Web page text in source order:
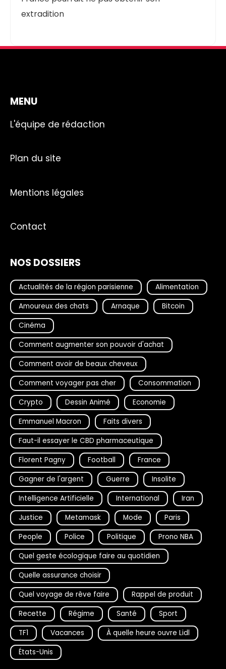
extradition
MENU
L'équipe de rédaction
Plan du site
Mentions légales
Contact
NOS DOSSIERS
Actualités de la région parisienne
Alimentation
Amoureux des chats
Arnaque
Bitcoin
Cinéma
Comment augmenter son pouvoir d'achat
Comment avoir de beaux cheveux
Comment voyager pas cher
Consommation
Crypto
Dessin Animé
Economie
Emmanuel Macron
Faits divers
Faut-il essayer le CBD pharmaceutique
Florent Pagny
Football
France
Gagner de l'argent
Guerre
Insolite
Intelligence Artificielle
International
Iran
Justice
Metamask Mode
Paris
People
Police Politique
Prono NBA
Quel geste écologique faire au quotidien
Quelle assurance choisir
Quel voyage de rêve faire
Rappel de produit
Recette
Régime Santé
Sport
TF1
Vacances
À quelle heure ouvre Lidl
États-Unis